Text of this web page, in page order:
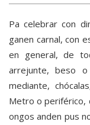
Pa celebrar con
ganen carnal, con
en general, de
arrejunte, beso
mediante,
Metro o periférico,
ongos anden pus